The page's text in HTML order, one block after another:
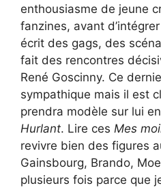
enthousiasme de jeune
fanzines, avant
écrit des gags, des
fait des rencontres
René Goscinny. Ce
sympathique mais il est
prendra modèle sur lui
Hurlant. Lire ces Mes
revivre bien des figures
Gainsbourg, Brando,
plusieurs fois parce que